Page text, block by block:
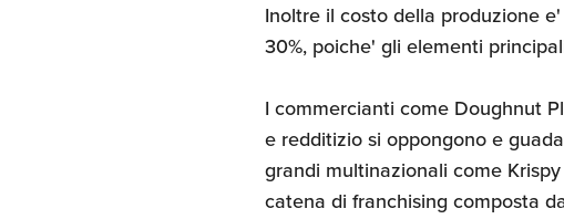
Inoltre il costo della produzione
30%, poiche' gli elementi
I commercianti come Doughnut
e redditizio si oppongono e
grandi multinazionali come
catena di franchising composta